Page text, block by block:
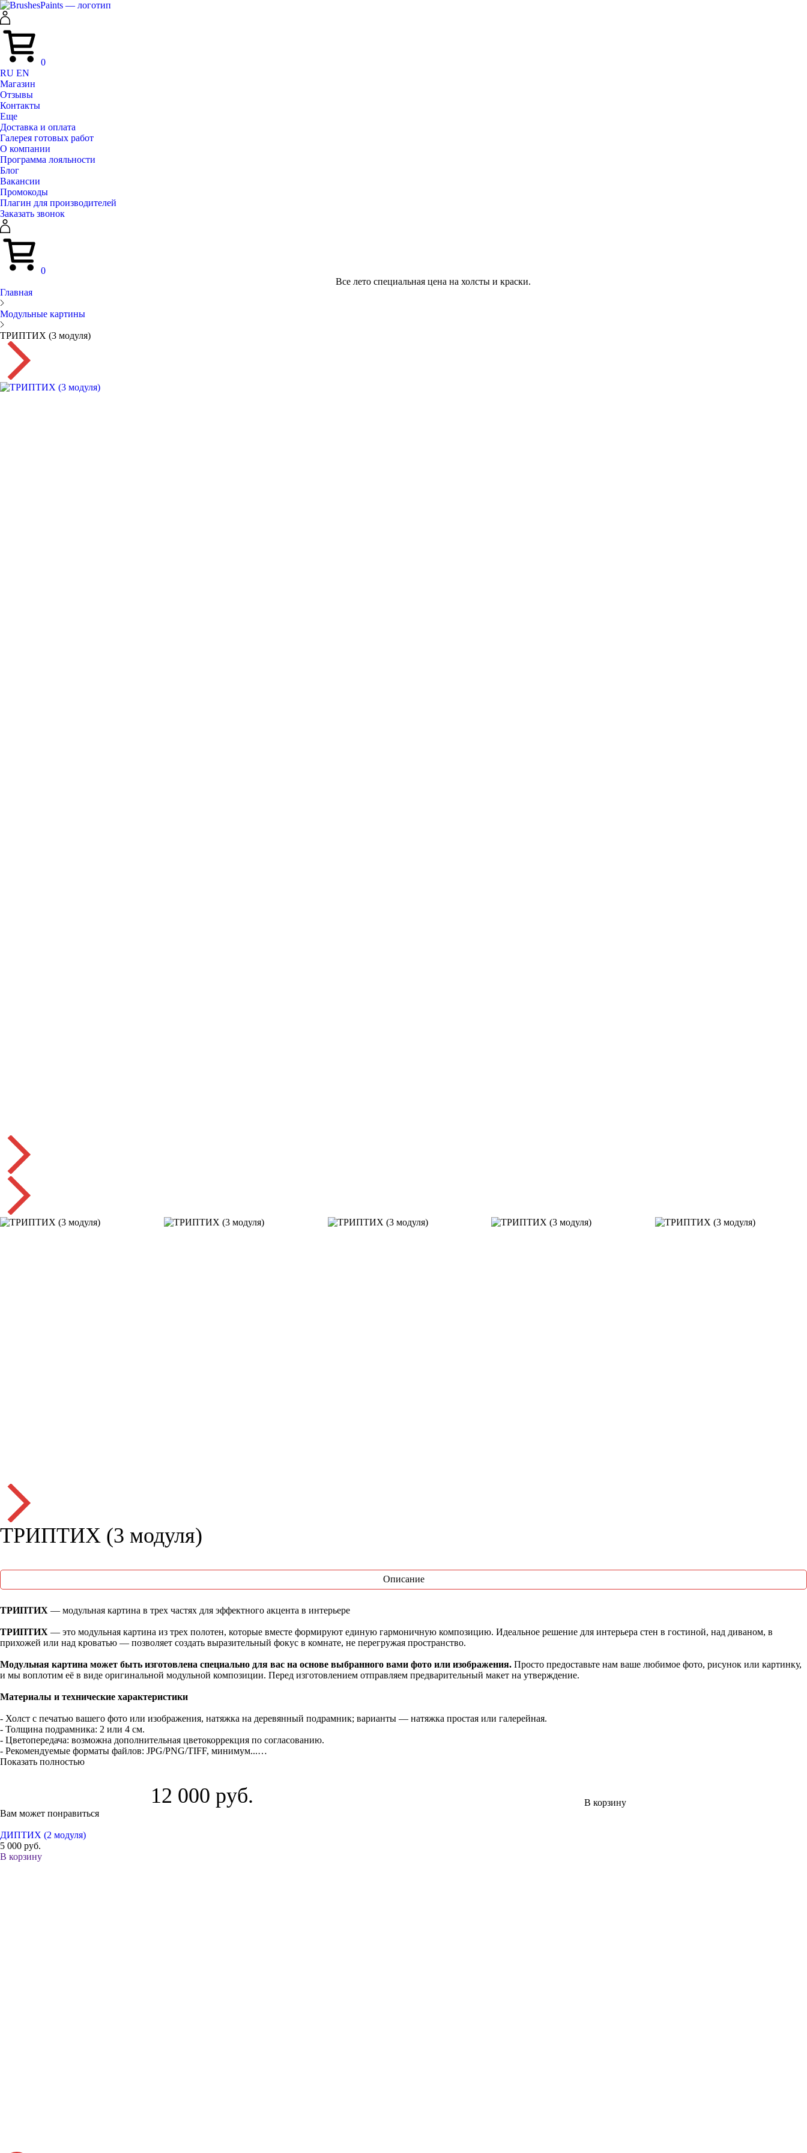
0
RU EN
Магазин
Отзывы
Контакты
Еще
Доставка и оплата
Галерея готовых работ
О компании
Программа лояльности
Блог
Вакансии
Промокоды
Плагин для производителей
Заказать звонок
0
Все лето специальная цена на холсты и краски.
Главная
Модульные картины
ТРИПТИХ (3 модуля)
ТРИПТИХ (3 модуля)
Описание
ТРИПТИХ — модульная картина в трех частях для эффектного акцента в интерьере
ТРИПТИХ — это модульная картина из трех полотен, которые вместе формируют единую гармоничную композицию. Идеальное решение для интерьера стен в гостиной, над диваном, в
прихожей или над кроватью — позволяет создать выразительный фокус в комнате, не перегружая пространство.
Модульная картина может быть изготовлена специально для вас на основе выбранного вами фото или изображения. Просто предоставьте нам ваше любимое фото, рисунок или картинку,
и мы воплотим её в виде оригинальной модульной композиции. Перед изготовлением отправляем предварительный макет на утверждение.
Материалы и технические характеристики
- Холст с печатью вашего фото или изображения, натяжка на деревянный подрамник; варианты — натяжка простая или галерейная.
- Толщина подрамника: 2 или 4 см.
- Цветопередача: возможна дополнительная цветокоррекция по согласованию.
- Рекомендуемые форматы файлов: JPG/PNG/TIFF, минимум...…
Показать полностью
12 000 руб.
В корзину
Вам может понравиться
ДИПТИХ (2 модуля)
5 000 руб.
В корзину